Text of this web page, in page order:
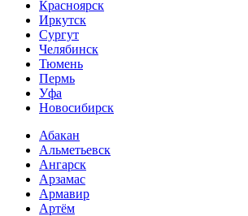
Красноярск
Иркутск
Сургут
Челябинск
Тюмень
Пермь
Уфа
Новосибирск
Абакан
Альметьевск
Ангарск
Арзамас
Армавир
Артём